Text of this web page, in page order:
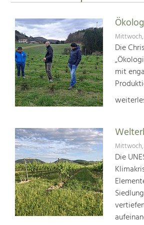
Mittwoch,
Die
mit
Mittwoch,
Die